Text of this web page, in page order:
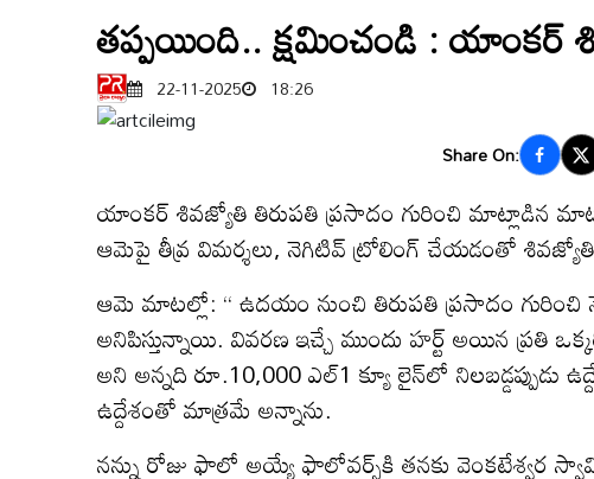
తప్పయింది.. క్షమించండి :
22-11-2025 18:26
Share On:
యాంకర్ శివజ్యోతి తిరుపతి ప్రసాదం గురించి
ఆమెపై తీవ్ర విమర్శలు, నెగిటివ్ ట్రోలింగ్ చేయడంతో
ఆమె మాటల్లో: “ ఉదయం నుంచి తిరుపతి ప్రసాదం
అనిపిస్తున్నాయి. వివరణ ఇచ్చే ముందు హర్ట్ అయిన ప్రతి
అని అన్నది రూ.10,000 ఎల్1 క్యూ లైన్‌లో నిలబడ్డప్పుడు
ఉద్దేశంతో మాత్రమే అన్నాను.
నన్ను రోజు ఫాలో అయ్యే ఫాలోవర్స్‌కి తనకు వెంకటేశ్వర